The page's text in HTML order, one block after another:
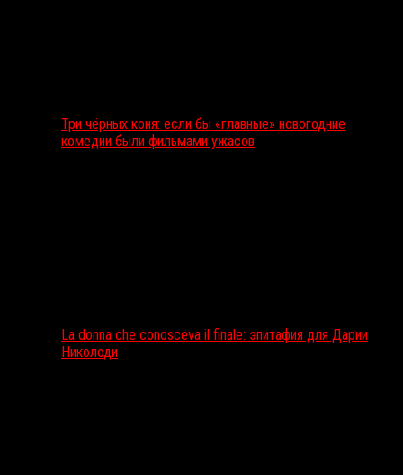
Три чёрных коня: если бы «главные» новогодние
комедии были фильмами ужасов
La donna che conosceva il finale: эпитафия для Дарии
Николоди